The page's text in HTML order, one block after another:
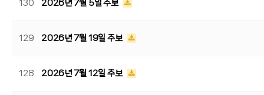
130 2026년 7월 5일 주보
129 2026년 7월 19일 주보
128 2026년 7월 12일 주보